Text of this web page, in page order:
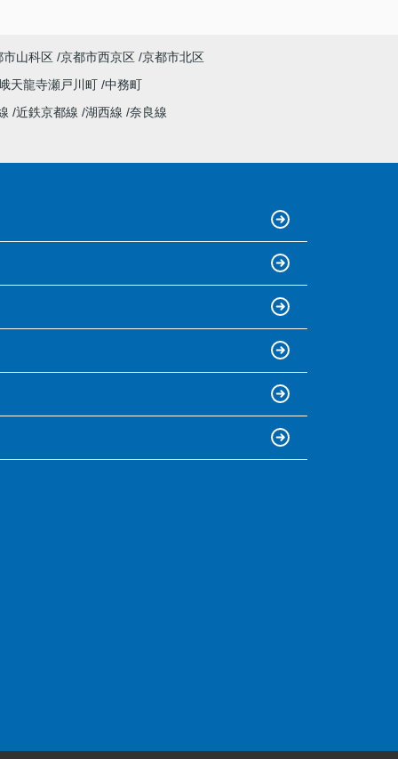
市山科区 京都市西京区 京都市北区
天龍寺瀬戸川町 中務町
近鉄京都線 湖西線 奈良線